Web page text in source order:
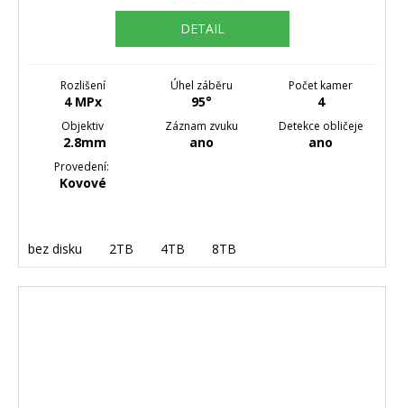
DETAIL
Rozlišení
4 MPx
Úhel záběru
95°
Počet kamer
4
Objektiv
2.8mm
Záznam zvuku
ano
Detekce obličeje
ano
Provedení:
Kovové
bez disku 2TB 4TB 8TB